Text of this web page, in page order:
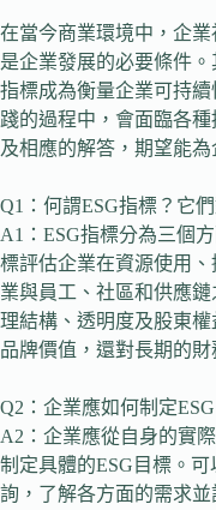
在當今商業環境中，企
是企業發展的必要條件。
指標成為衡量企業可持
踐的過程中，會面臨各
及相應的解答，期望能
Q1：何謂ESG指標？它
A1：ESG指標分為三個
標評估企業在資源使用
業與員工、社區和供應
理結構、透明度及股東
品牌價值，還對長期的
Q2：企業應如何制定
A2：企業應從自身的實
制定具體的ESG目標。
詢，了解各方面的需求